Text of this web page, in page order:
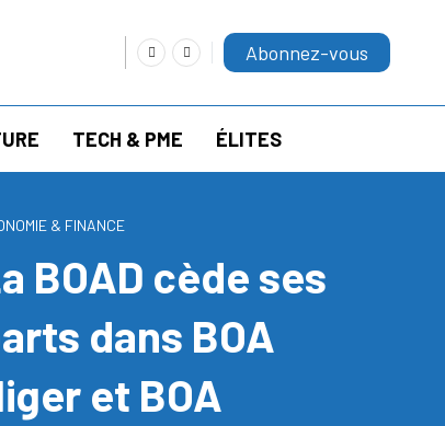
Abonnez-vous
TECH & PME ÉLITES
& FINANCE
BOAD cède ses
dans BOA
et BOA